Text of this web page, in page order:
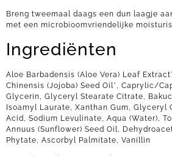
Breng tweemaal daags een dun laagje
met een microbioomvriendelijke
Ingrediënten
Aloe Barbadensis (Aloe Vera) Leaf
Chinensis (Jojoba) Seed Oil*, Caprylic/
Glycerin, Glyceryl Stearate Citrate,
Isoamyl Laurate, Xanthan Gum, Glyceryl
Acid, Sodium Levulinate, Aqua (Water),
Annuus (Sunflower) Seed Oil,
Phytate, Ascorbyl Palmitate, Vanillin